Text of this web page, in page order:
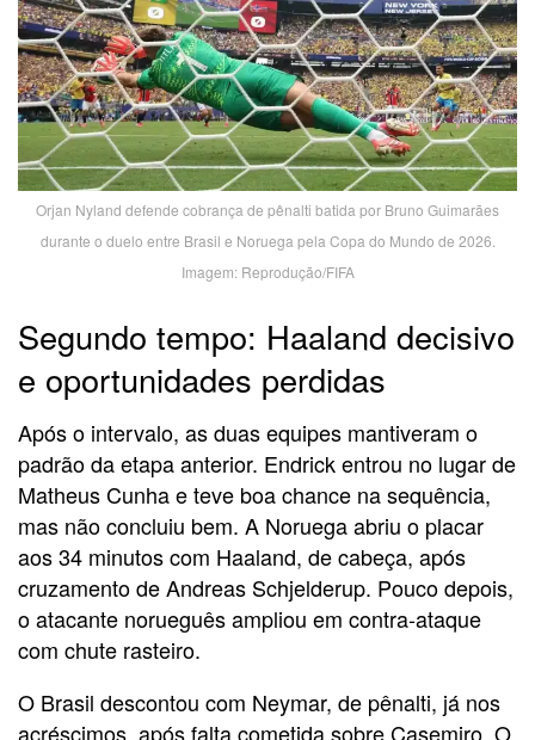
Orjan Nyland defende cobrança de pênalti batida por Bruno Guimarães
durante o duelo entre Brasil e Noruega pela Copa do Mundo de 2026.
Imagem: Reprodução/FIFA
Segundo tempo: Haaland decisivo
e oportunidades perdidas
Após o intervalo, as duas equipes mantiveram o
padrão da etapa anterior. Endrick entrou no lugar de
Matheus Cunha e teve boa chance na sequência,
mas não concluiu bem. A Noruega abriu o placar
aos 34 minutos com Haaland, de cabeça, após
cruzamento de Andreas Schjelderup. Pouco depois,
o atacante norueguês ampliou em contra-ataque
com chute rasteiro.
O Brasil descontou com Neymar, de pênalti, já nos
acréscimos, após falta cometida sobre Casemiro. O